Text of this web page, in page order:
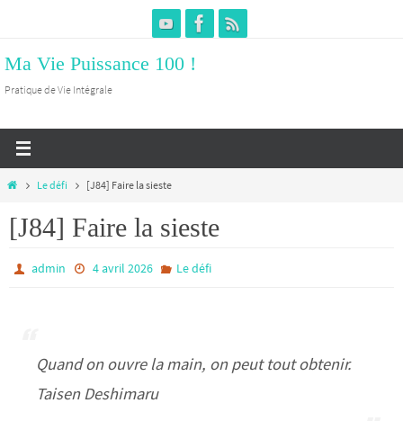
le
contenu
Ma Vie Puissance 100 !
Pratique de Vie Intégrale
HomeLe défi [J84] Faire la sieste
[J84] Faire la sieste
admin 4 avril 2026 Le défi
Quand on ouvre la main, on peut tout obtenir.
Taisen Deshimaru